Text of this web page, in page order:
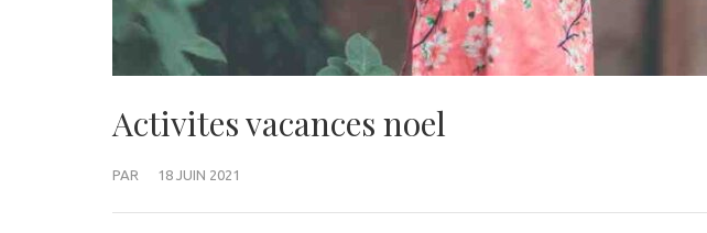
Activites vacances noel
PAR 18 JUIN 2021